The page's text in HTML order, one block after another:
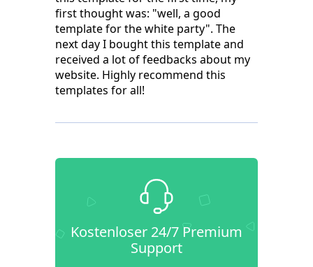
first thought was: "well, a good
template for the white party". The
next day I bought this template and
received a lot of feedbacks about my
website. Highly recommend this
templates for all!
Kostenloser 24/7 Premium
Support